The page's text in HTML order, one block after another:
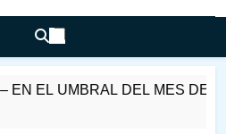
UMBRAL DEL MES DE ELUL